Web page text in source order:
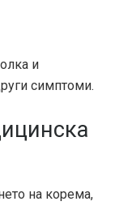
и
симптоми.
на корема,